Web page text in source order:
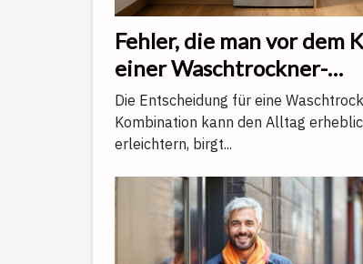
Fehler, die man vor dem
einer Waschtrockner-
Kombination vermeiden
Die Entscheidung für eine
Kombination kann den Alltag
erleichtern, birgt...